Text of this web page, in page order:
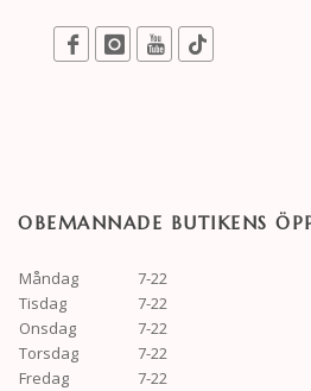
OBEMANNADE BUTIKENS
Måndag
7-22
Tisdag
7-22
Onsdag
7-22
Torsdag
7-22
Fredag
7-22